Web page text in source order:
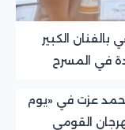
الكبير
في المسرح
عزت في «يوم
القومي